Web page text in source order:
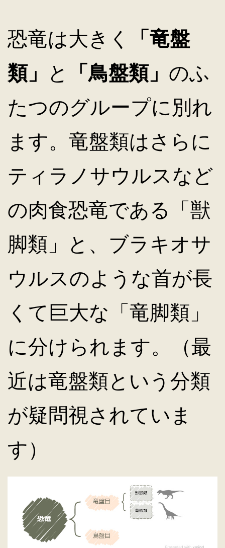
恐竜は大きく
「竜盤
類」
と 「鳥盤類」 のふ
たつのグループに別れ
ます。竜盤類はさらに
ティラノサウルスなど
の肉食恐竜である「獣
脚類」と、ブラキオサ
ウルスのような首が長
くて巨大な「竜脚類」
に分けられます。（最
近は竜盤類という分類
が疑問視されていま
す）